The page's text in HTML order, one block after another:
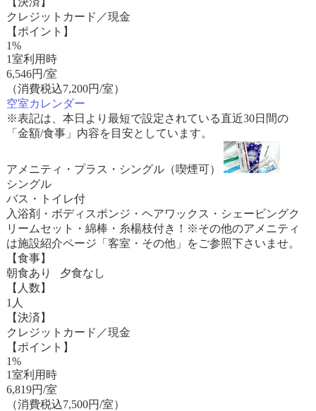
クレジットカード／現金
【ポイント】
1%
1室利用時
6,546円/室
（消費税込7,200円/室）
空室カレンダー
※表記は、本日より最短で設定されている直近30日間の
「金額/食事」内容を目安としています。
アメニティ・プラス・シングル（喫煙可）
シングル
バス・トイレ付
入浴剤・ボディスポンジ・ヘアワックス・シェービングク
リームセット・綿棒・糸楊枝付き！※その他のアメニティ
は施設紹介ページ「客室・その他」をご参照下さいませ。
【食事】
朝食あり 夕食なし
【人数】
1人
【決済】
クレジットカード／現金
【ポイント】
1%
1室利用時
6,819円/室
（消費税込7,500円/室）